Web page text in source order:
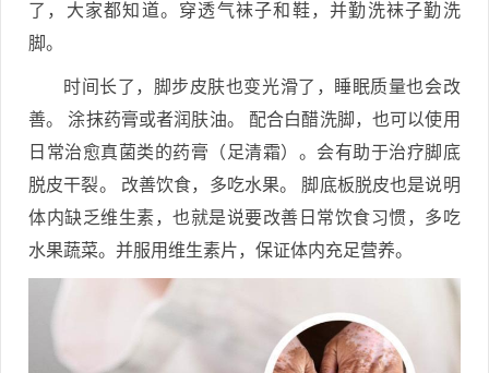
了，大家都知道。穿透气袜子和鞋，并勤洗袜子勤洗
脚。
时间长了，脚步皮肤也变光滑了，睡眠质量也会改
善。 涂抹药膏或者润肤油。 配合白醋洗脚，也可以使用
日常治愈真菌类的药膏（足清霜）。会有助于治疗脚底
脱皮干裂。 改善饮食，多吃水果。 脚底板脱皮也是说明
体内缺乏维生素，也就是说要改善日常饮食习惯，多吃
水果蔬菜。并服用维生素片，保证体内充足营养。